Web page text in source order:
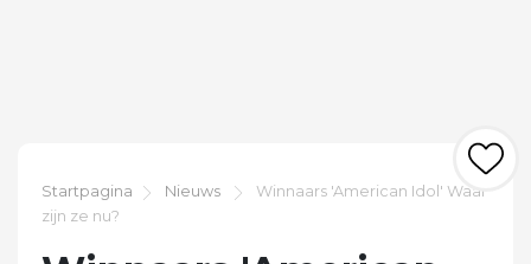
Startpagina Nieuws
Winnaars 'American Idol' Waar
zijn ze nu?